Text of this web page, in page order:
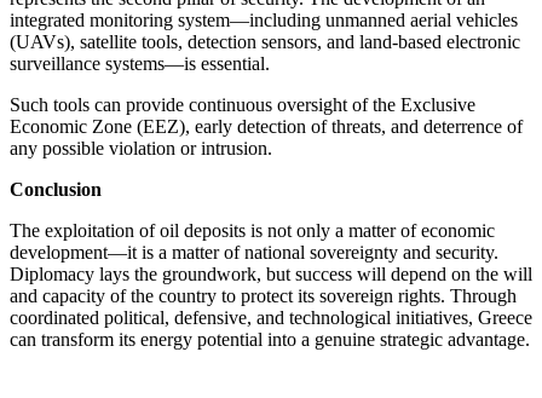
integrated monitoring system—including unmanned aerial vehicles
(UAVs), satellite tools, detection sensors, and land-based electronic
surveillance systems—is essential.
Such tools can provide continuous oversight of the Exclusive
Economic Zone (EEZ), early detection of threats, and deterrence of
any possible violation or intrusion.
Conclusion
The exploitation of oil deposits is not only a matter of economic
development—it is a matter of national sovereignty and security.
Diplomacy lays the groundwork, but success will depend on the will
and capacity of the country to protect its sovereign rights. Through
coordinated political, defensive, and technological initiatives, Greece
can transform its energy potential into a genuine strategic advantage.